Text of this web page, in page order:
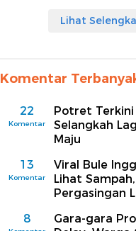
Lihat
Komentar
22
Komentar
Potret Terkini
Selangkah
Maju
13
Komentar
Viral Bule
Lihat
Pergasingan
8
Gara-gara